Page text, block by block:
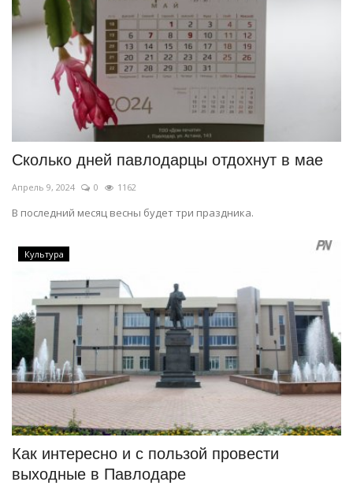
Сколько дней павлодарцы отдохнут в мае
Апрель 9, 2024 0 1162
В последний месяц весны будет три праздника.
Культура
Как интересно и с пользой провести
выходные в Павлодаре